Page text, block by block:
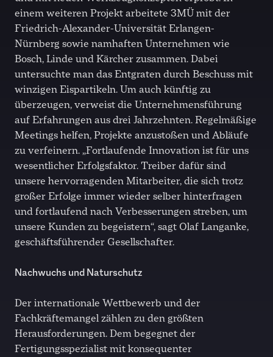
einem weiteren Projekt arbeitete 3MÜ mit der
Friedrich-Alexander-Universität Erlangen-
Nürnberg sowie namhaften Unternehmen wie
Bosch, Linde und Kärcher zusammen. Dabei
untersuchte man das Entgraten durch Beschuss mit
winzigen Eispartikeln. Um auch künftig zu
überzeugen, verweist die Unternehmensführung
auf Erfahrungen aus drei Jahrzehnten. Regelmäßige
Meetings helfen, Projekte anzustoßen und Abläufe
zu verfeinern. „Fortlaufende Innovation ist für uns
wesentlicher Erfolgsfaktor. Treiber dafür sind
unsere hervorragenden Mitarbeiter, die sich trotz
großer Erfolge immer wieder selber hinterfragen
und fortlaufend nach Verbesserungen streben, um
unsere Kunden zu begeistern“, sagt Olaf Langanke,
geschäftsführender Gesellschafter.
Nachwuchs und Naturschutz
Der internationale Wettbewerb und der
Fachkräftemangel zählen zu den größten
Herausforderungen. Dem begegnet der
Fertigungsspezialist mit konsequenter